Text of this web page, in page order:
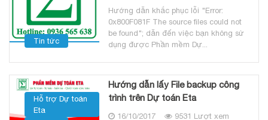
Tin tức
Hướng dẫn khắc phục lỗi "Error:
0x800F081F The source files could not
be found"; dẫn đến việc bạn không sử
dụng được Phần mềm Dự...
Hỗ trợ Dự toán
Eta
Hướng dẫn lấy File backup công
trình trên Dự toán Eta
16/10/2017
9531 Lượt xem